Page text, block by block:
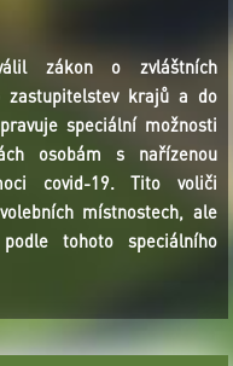
zákon o zvláštních
zastupitelstev krajů a do
speciální možnosti
osobám s nařízenou
covid-19. Tito voliči
místnostech, ale
tohoto speciálního